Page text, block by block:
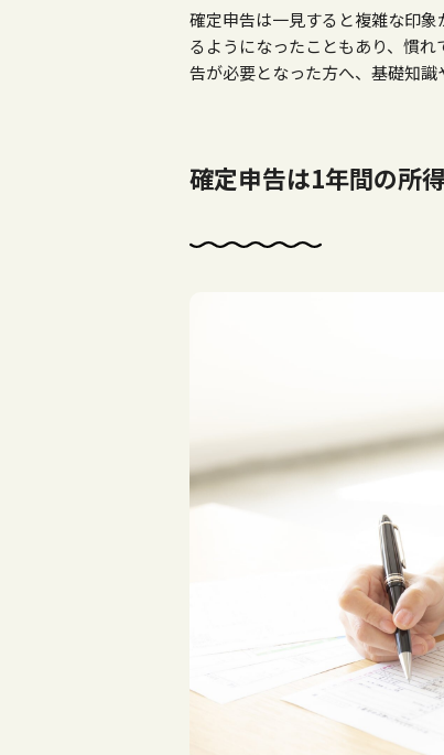
確定申告は一見すると複雑な印
るようになったこともあり、慣
告が必要となった方へ、基礎知識
確定申告は1年間の所